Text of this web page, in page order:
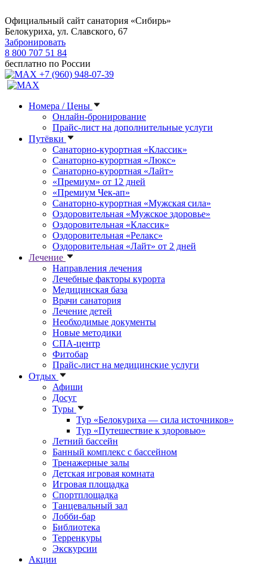
Официальный сайт санатория «Сибирь»
Белокуриха, ул. Славского, 67
Забронировать
8 800 707 51 84
бесплатно по России
+7 (960) 948-07-39
Номера / Цены
Онлайн-бронирование
Прайс-лист на дополнительные услуги
Путёвки
Санаторно-курортная «Классик»
Санаторно-курортная «Люкс»
Санаторно-курортная «Лайт»
«Премиум» от 12 дней
«Премиум Чек-ап»
Санаторно-курортная «Мужская сила»
Оздоровительная «Мужское здоровье»
Оздоровительная «Классик»
Оздоровительная «Релакс»
Оздоровительная «Лайт» от 2 дней
Лечение
Направления лечения
Лечебные факторы курорта
Медицинская база
Врачи санатория
Лечение детей
Необходимые документы
Новые методики
СПА-центр
Фитобар
Прайс-лист на медицинские услуги
Отдых
Афиши
Досуг
Туры
Тур «Белокуриха — сила источников»
Тур «Путешествие к здоровью»
Летний бассейн
Банный комплекс с бассейном
Тренажерные залы
Детская игровая комната
Игровая площадка
Спортплощадка
Танцевальный зал
Лобби-бар
Библиотека
Терренкуры
Экскурсии
Акции